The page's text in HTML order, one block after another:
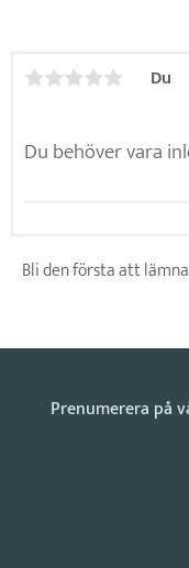
Du
Bli den första att